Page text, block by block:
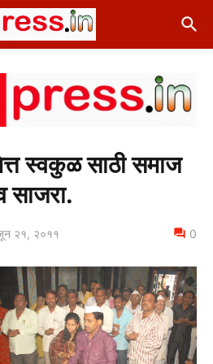
स्वकुळ साठी समाज
साजरा.
२१, २०११ 0